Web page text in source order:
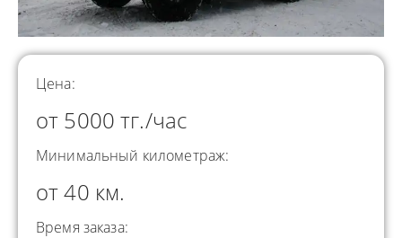
Цена:
от 5000 тг./час
Минимальный километраж:
от 40 км.
Время заказа: